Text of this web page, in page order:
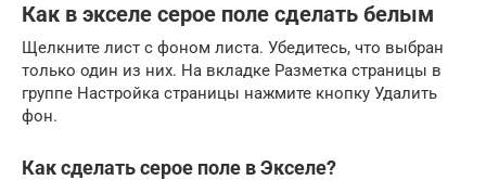
Как в экселе серое поле сделать белым
Щелкните лист с фоном листа. Убедитесь, что выбран
только один из них. На вкладке Разметка страницы в
группе Настройка страницы нажмите кнопку Удалить
фон.
Как сделать серое поле в Экселе?